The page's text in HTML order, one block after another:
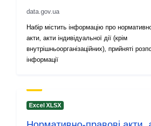
data.gov.ua
Набір містить інформацію про
акти, акти індивідуальної дії (крім
внутрішньоорганізаційних), прийняті
інформації
Excel XLSX